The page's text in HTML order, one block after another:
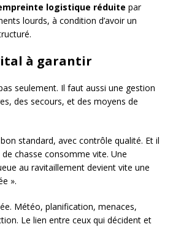
logistique réduite par
lourds, à condition d’avoir un
à garantir
seulement. Il faut aussi une gestion
des secours, et des moyens de
standard, avec contrôle qualité. Et il
chasse consomme vite. Une
au ravitaillement devient vite une
».
Météo, planification, menaces,
Le lien entre ceux qui décident et